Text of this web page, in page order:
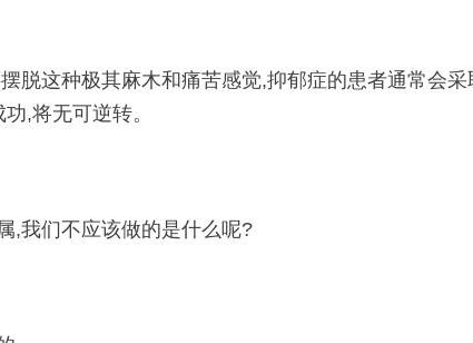
脱这种极其麻木和痛苦感觉,抑郁症的患者通常会
,将无可逆转。
,我们不应该做的是什么呢?